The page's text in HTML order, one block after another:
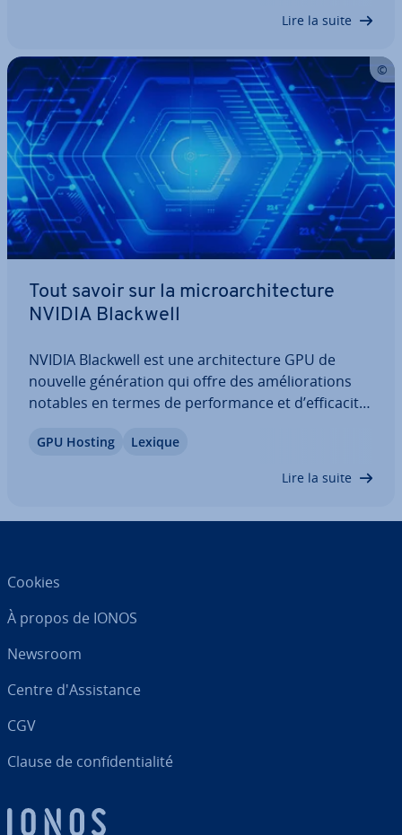
Lire la suite
Tout savoir sur la mi­croar­chi­tec­ture
NVIDIA Blackwell
NVIDIA Blackwell est une ar­chi­tec­ture GPU de
nouvelle gé­né­ra­tion qui offre des amé­lio­ra­tions
notables en termes de per­for­mance et d’ef­fi­ca­cité.
tions IA et les data centers, elle ouvre aussi de
GPU Hosting Lexique
Lire la suite
Cookies
À propos de IONOS
Newsroom
Centre d'As­sis­tance
CGV
Clause de con­fi­den­tia­lité